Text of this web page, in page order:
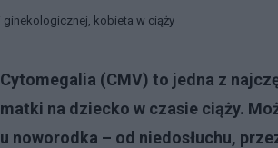
ginekologicznej, kobieta w ciąży
Cytomegalia (CMV) to jedna z
matki na dziecko w czasie ciąży.
u noworodka – od niedosłuchu,